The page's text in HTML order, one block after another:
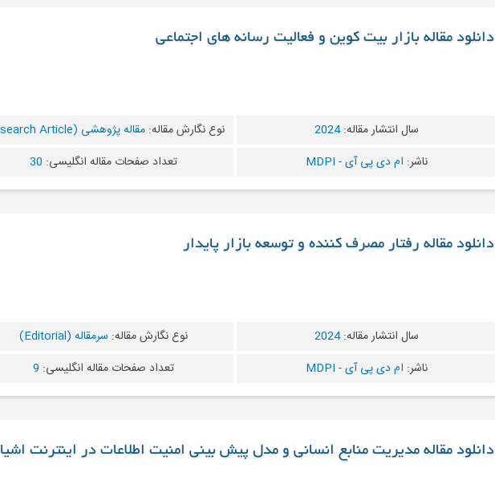
دانلود مقاله بازار بیت کوین و فعالیت رسانه های اجتماعی
سال انتشار مقاله:2024 نوع نگارش مقاله: مقاله پژوهشی (Research Article)
ناشر: ام دی پی آی - MDPI تعداد صفحات مقاله انگلیسی: 30
دانلود مقاله رفتار مصرف کننده و توسعه بازار پایدار
سال انتشار مقاله:2024 نوع نگارش مقاله: سرمقاله (Editorial)
ناشر: ام دی پی آی - MDPI تعداد صفحات مقاله انگلیسی: 9
دانلود مقاله مدیریت منابع انسانی و مدل پیش بینی امنیت اطلاعات در اینترنت اشیا